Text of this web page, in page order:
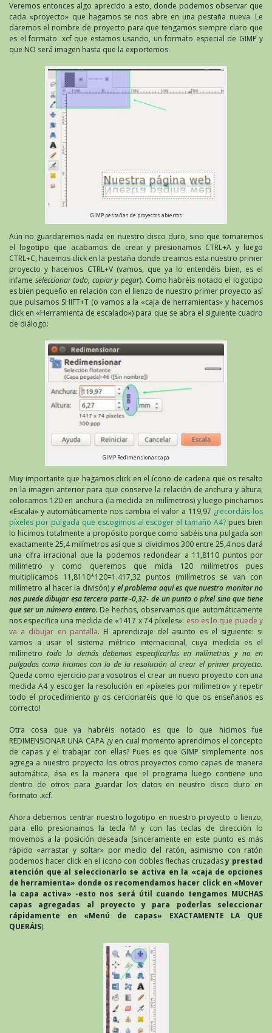
Veremos entonces algo aprecido a esto, donde podemos observar que
cada «proyecto» que hagamos se nos abre en una pestaña nueva. Le
daremos el nombre de proyecto para que tengamos siempre claro que
es el formato .xcf que estamos usando, un formato especial de GIMP y
que NO será imagen hasta que la exportemos.
GIMP pestañas de proyectos abiertos
Aún no guardaremos nada en nuestro disco duro, sino que tomaremos
el logotipo que acabamos de crear y presionamos CTRL+A y luego
CTRL+C, hacemos click en la pestaña donde creamos esta nuestro primer
proyecto y hacemos CTRL+V (vamos, que ya lo entendéis bien, es el
infame seleccionar todo, copiar y pegar). Como habréis notado el logotipo
es bien pequeño en relación con el lienzo de nuestro primer proyecto así
que pulsamos SHIFT+T (o vamos a la «caja de herramientas» y hacemos
click en «Herramienta de escalado») para que se abra el siguiente cuadro
de diálogo:
GIMP Redimensionar capa
Muy importante que hagamos click en el ícono de cadena que os resalto
en la imagen anterior para que conserve la relación de anchura y altura;
colocamos 120 en anchura (la medida en milímetros) y luego pinchamos
«Escala» y automáticamente nos cambia el valor a 119,97 ¿recordáis los
píxeles por pulgada que escogimos al escoger el tamaño A4? pues bien
lo hicimos totalmente a propósito porque como sabéis una pulgada son
exactamente 25,4 milímetros así que si dividimos 300 entre 25,4 nos dará
una cifra irracional que la podemos redondear a 11,8110 puntos por
milímetro y como queremos que mida 120 milímetros pues
multiplicamos 11,8110*120=1.417,32 puntos (milímetros se van con
milímetro al hacer la divisón)y el problema aquí es que nuestro monitor no
nos puede dibujar esa tercera parte -0,32- de un punto o píxel sino que tiene
que ser un número entero. De hechos, observamos que automáticamente
nos especifica una medida de «1417 x 74 píxeles»: eso es lo que puede y
va a dibujar en pantalla. El aprendizaje del asunto es el siguiente: si
vamos a usar el sistema métrico internacional, cuya medida es el
milímetrotodo lo demás debemos especificarlas en milímetros y no en
pulgadas como hicimos con lo de la resolución al crear el primer proyecto.
Queda como ejercicio para vosotros el crear un nuevo proyecto con una
medida A4 y escoger la resolución en «píxeles por milímetro» y repetir
todo el procedimiento ¡y os cercionaréis que lo que os enseñanos es
correcto!
Otra cosa que ya habréis notado es que lo que hicimos fue
REDIMENSIONAR UNA CAPA ¿y en cual momento aprendimos el concepto
de capas y el trabajar con ellas? Pues es que GIMP simplemente nos
agrega a nuestro proyecto los otros proyectos como capas de manera
automática, ésa es la manera que el programa luego contiene uno
dentro de otros para guardar los datos en neustro disco duro en
formato .xcf.
Ahora debemos centrar nuestro logotipo en nuestro proyecto o lienzo,
para ello presionamos la tecla M y con las teclas de dirección lo
movemos a la posición deseada (sinceramente en este punto es más
rápido «arrastar y soltar» por medio del ratón, asimismo con ratón
podemos hacer click en el icono con dobles flechas cruzadasy prestad
atención que al seleccionarlo se activa en la «caja de opciones
de herramienta» donde os recomendamos hacer click en «Mover
la capa activa» -esto nos será útil cuando tengamos MUCHAS
capas agregadas al proyecto y para poderlas seleccionar
rápidamente en «Menú de capas» EXACTAMENTE LA QUE
QUERÁIS).